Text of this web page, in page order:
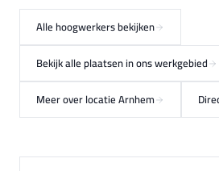
Alle hoogwerkers bekijken
Bekijk alle plaatsen in ons werkgebied
Meer over locatie Arnhem